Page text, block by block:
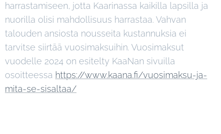
harrastamiseen, jotta Kaarinassa kaikilla lapsilla ja
nuorilla olisi mahdollisuus harrastaa. Vahvan
talouden ansiosta nousseita kustannuksia ei
tarvitse siirtää vuosimaksuihin. Vuosimaksut
vuodelle 2024 on esitelty KaaNan sivuilla
osoitteessa https://www.kaana.fi/vuosimaksu-ja-
mita-se-sisaltaa/